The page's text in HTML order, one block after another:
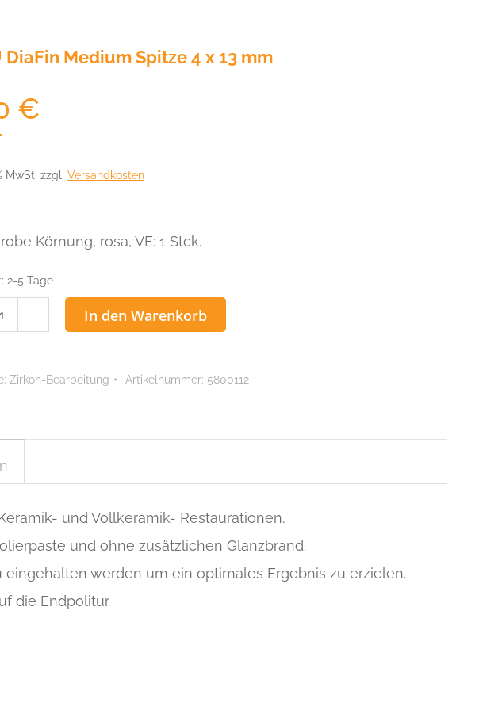
DiaFin Medium Spitze 4 x 13 mm
€
MwSt. zzgl.Versandkosten
Körnung, rosa, VE: 1 Stck.
2-5 Tage
In den Warenkorb
Zirkon-Bearbeitung Artikelnummer: 5800112
und Vollkeramik- Restaurationen.
und ohne zusätzlichen Glanzbrand.
eingehalten werden um ein optimales Ergebnis zu erzielen.
die Endpolitur.